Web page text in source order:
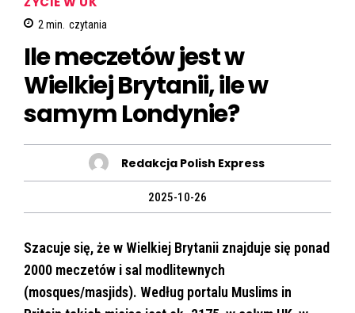
2 min. czytania
Ile meczetów jest w
Wielkiej Brytanii, ile w
samym Londynie?
Redakcja Polish Express
2025-10-26
Szacuje się, że w Wielkiej Brytanii znajduje się ponad
2000 meczetów i sal modlitewnych
(mosques/masjids). Według portalu Muslims in